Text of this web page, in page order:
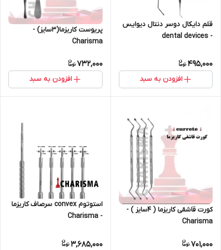
قلم دایکال دوسر دنتال دیوایس
- dental devices
495,000
افزودن به سبد
پریوست کاریزما(۳سایز) -
Charisma
732,000
افزودن به سبد
کورت قاشقی کاریزما ( ۴سایز ) -
Charisma
701,000
استوتوم convex سرصاف کاریزما
- Charisma
3,685,000